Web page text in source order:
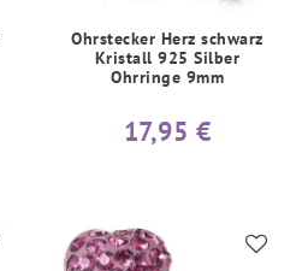
Ohrstecker Herz schwarz
Kristall 925 Silber
Ohrringe 9mm
17,95 €